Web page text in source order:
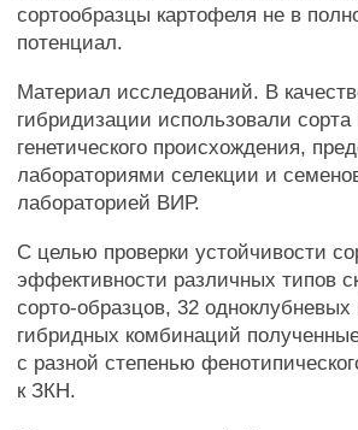
сортообразцы картофеля не в
потенциал.
Материал исследований. В
гибридизации использовали
генетического происхождения,
лабораториями селекции и
лабораторией ВИР.
С целью проверки устойчивости
эффективности различных типов
сорто-образцов, 32
гибридных комбинаций
с разной степенью
к ЗКН.